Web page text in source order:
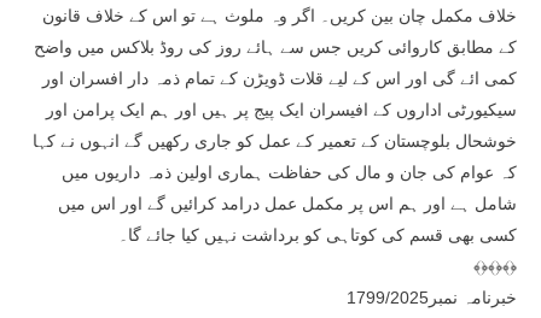
خلاف مکمل چان بین کریں۔ اگر وہ ملوث ہے تو اس کے خلاف قانون
کے مطابق کاروائی کریں جس سے ہائے روز کی روڈ بلاکس میں واضح
کمی ائے گی اور اس کے لیے قلات ڈویڑن کے تمام ذمہ دار افسران اور
سیکیورٹی اداروں کے افیسران ایک پیج پر ہیں اور ہم ایک پرامن اور
خوشحال بلوچستان کے تعمیر کے عمل کو جاری رکھیں گے انہوں نے کہا
کہ عوام کی جان و مال کی حفاظت ہماری اولین ذمہ داریوں میں
شامل ہے اور ہم اس پر مکمل عمل درامد کرائیں گے اور اس میں
کسی بھی قسم کی کوتاہی کو برداشت نہیں کیا جائے گا۔
﴾﴿﴾﴿﴾﴿
خبرنامہ نمبر1799/2025